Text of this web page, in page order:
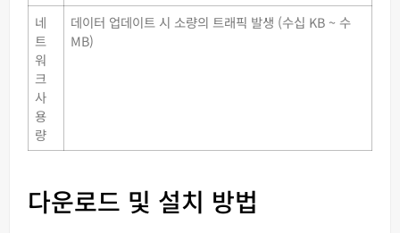
네
트
워
크
사
용
량
데이터 업데이트 시 소량의 트래픽 발생 (수십 KB ~ 수
MB)
다운로드 및 설치 방법